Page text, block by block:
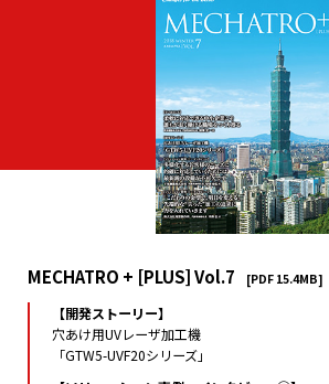
MECHATRO + [PLUS] Vol.7 [PDF 15.4MB]
【開発ストーリー】
穴あけ用UVレーザ加工機
「GTW5-UVF20シリーズ」